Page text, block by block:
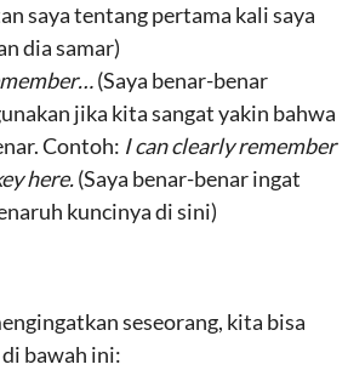
saya tentang pertama kali saya
dia samar)
(Saya benar-benar
jika kita sangat yakin bahwa
Contoh: I can clearly remember
here.(Saya benar-benar ingat
kuncinya di sini)
seseorang, kita bisa
bawah ini: